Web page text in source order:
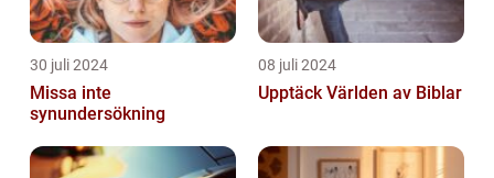
30 juli 2024
Missa inte
synundersökning
08 juli 2024
Upptäck Världen av Biblar